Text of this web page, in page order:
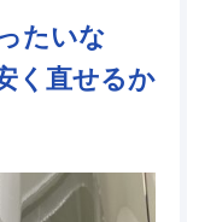
たいな
く直せるか